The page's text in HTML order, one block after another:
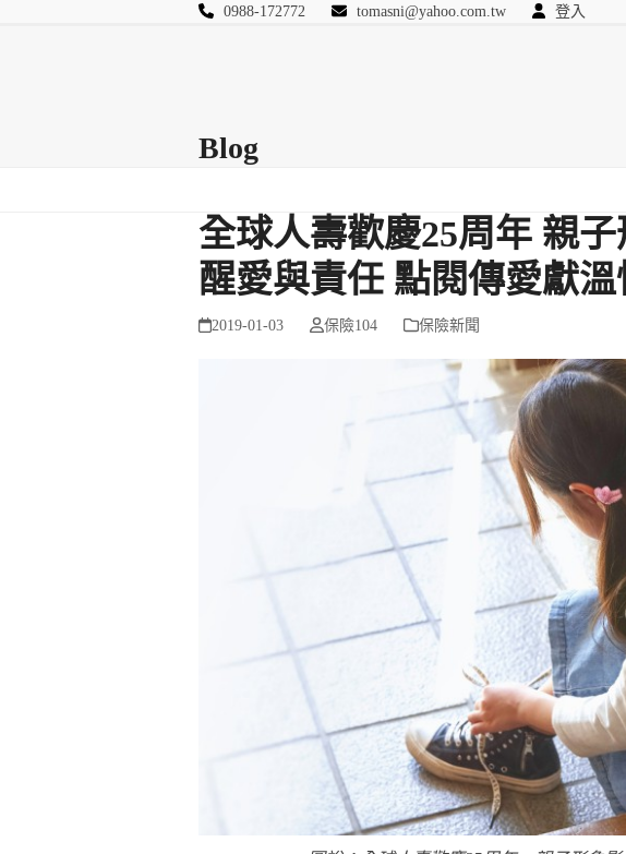
0988-172772 tomasni@yahoo.com.tw 登入
Blog
全球人壽歡慶25周年 親
醒愛與責任 點閱傳愛獻溫
2019-01-03 保險104 保險新聞